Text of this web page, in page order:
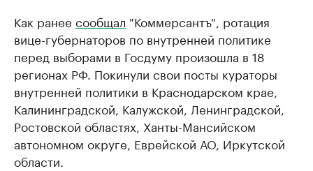
Как ранее сообщал "Коммерсантъ", ротация
вице-губернаторов по внутренней политике
перед выборами в Госдуму произошла в 18
регионах РФ. Покинули свои посты кураторы
внутренней политики в Краснодарском крае,
Калининградской, Калужской, Ленинградской,
Ростовской областях, Ханты-Мансийском
автономном округе, Еврейской АО, Иркутской
области.